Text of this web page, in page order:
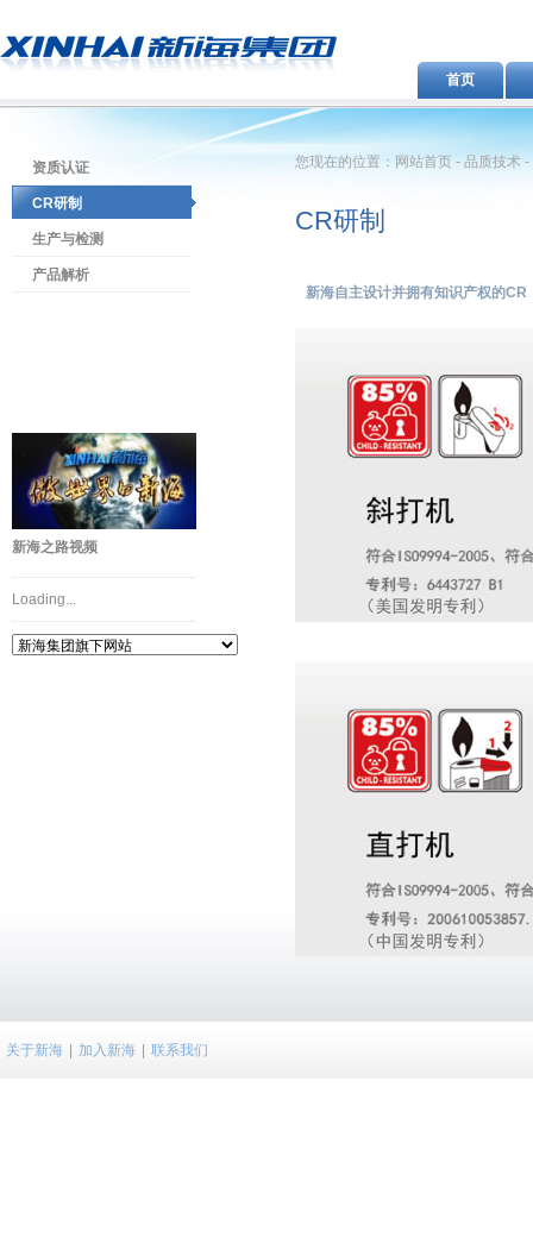
首页
资质认证
CR研制
生产与检测
产品解析
新海之路视频
Loading...
您现在的位置：网站首页 - 品质技术
CR研制
新海自主设计并拥有知识产权的
关于新海 加入新海 联系我们